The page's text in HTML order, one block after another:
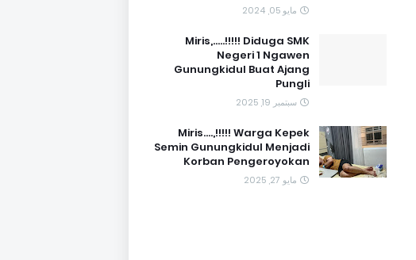
مايو 05, 2024
Miris,.....!!!!! Diduga SMK
Negeri 1 Ngawen
Gunungkidul Buat Ajang
Pungli
سبتمبر 19, 2025
Miris....,!!!!! Warga Kepek
Semin Gunungkidul Menjadi
Korban Pengeroyokan
مايو 27, 2025